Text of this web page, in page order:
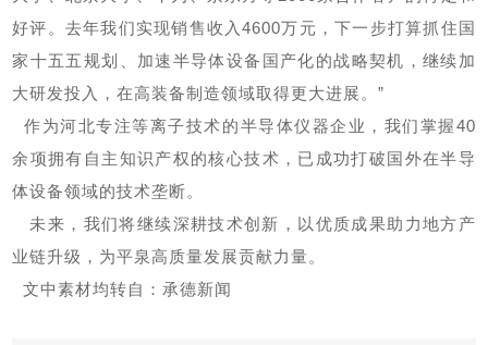
好评。去年我们实现销售收入4600万元，下一步打算抓住国
家十五五规划、加速半导体设备 国产化的战略契机，继续加
大研发投入，在高装备制造领域取得更大进展。”
作为河北专注等离子技术的半导体仪器企业，我们掌握40
余项拥有自主知识产权的核心技术，已成功打破国外在半导
体设备领域的技术垄断。
未来，我们将继续深耕技术创新，以优质成果助力地方产
业链升级，为平泉高质量发展贡献力量。
文中素材均转自：承德新闻